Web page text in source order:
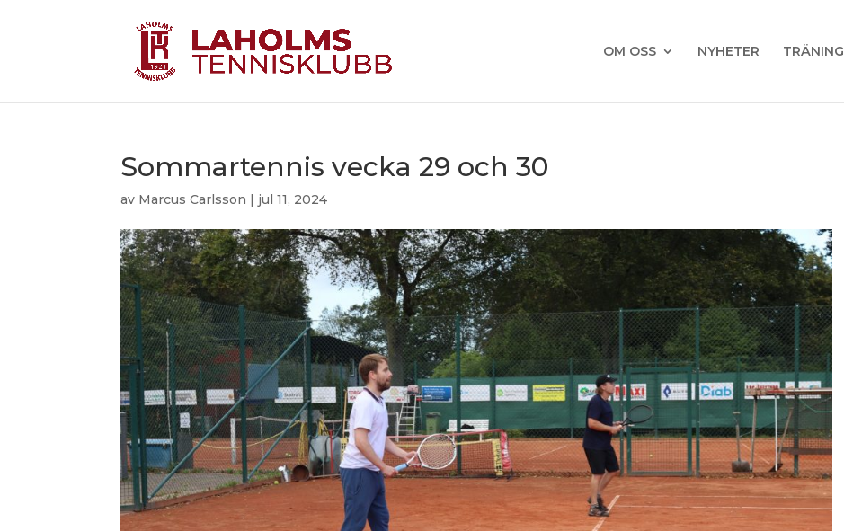
OM OSS NYHETER TRÄNING
Sommartennis vecka 29 och 30
av Marcus Carlsson | jul 11, 2024